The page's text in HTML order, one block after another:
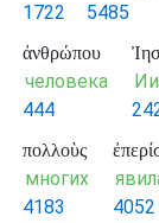
1722
5485
ἀνθρώπου
человека
444
πολλοὺς
многих
4183
4052